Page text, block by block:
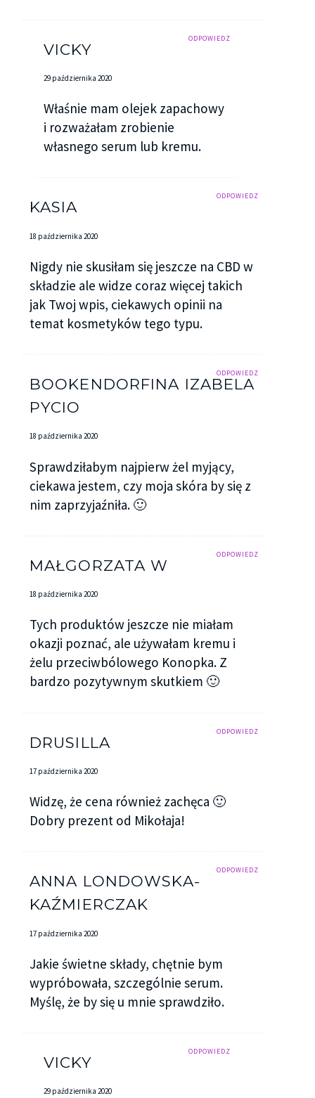
ODPOWIEDZ
VICKY
29 października 2020
Właśnie mam olejek zapachowy
i rozważałam zrobienie
własnego serum lub kremu.
ODPOWIEDZ
KASIA
18 października 2020
Nigdy nie skusiłam się jeszcze na CBD w
składzie ale widze coraz więcej takich
jak Twoj wpis, ciekawych opinii na
temat kosmetyków tego typu.
ODPOWIEDZ
BOOKENDORFINA IZABELA
PYCIO
18 października 2020
Sprawdziłabym najpierw żel myjący,
ciekawa jestem, czy moja skóra by się z
nim zaprzyjaźniła. 🙂
ODPOWIEDZ
MAŁGORZATA W
18 października 2020
Tych produktów jeszcze nie miałam
okazji poznać, ale używałam kremu i
żelu przeciwbólowego Konopka. Z
bardzo pozytywnym skutkiem 🙂
ODPOWIEDZ
DRUSILLA
17 października 2020
Widzę, że cena również zachęca 🙂
Dobry prezent od Mikołaja!
ODPOWIEDZ
ANNA LONDOWSKA-
KAŹMIERCZAK
17 października 2020
Jakie świetne składy, chętnie bym
wypróbowała, szczególnie serum.
Myślę, że by się u mnie sprawdziło.
ODPOWIEDZ
VICKY
29 października 2020